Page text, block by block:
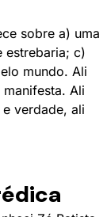
sobre a) uma
estrebaria; c)
mundo. Ali
Ali
verdade, ali